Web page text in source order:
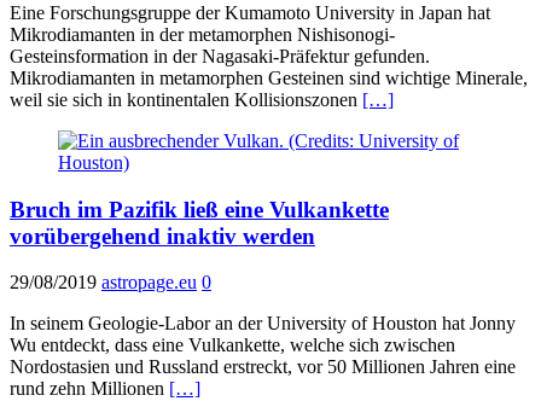
Eine Forschungsgruppe der Kumamoto University in Japan hat
Mikrodiamanten in der metamorphen Nishisonogi-
Gesteinsformation in der Nagasaki-Präfektur gefunden.
Mikrodiamanten in metamorphen Gesteinen sind wichtige Minerale,
weil sie sich in kontinentalen Kollisionszonen […]
Bruch im Pazifik ließ eine Vulkankette
vorübergehend inaktiv werden
29/08/2019 astropage.eu 0
In seinem Geologie-Labor an der University of Houston hat Jonny
Wu entdeckt, dass eine Vulkankette, welche sich zwischen
Nordostasien und Russland erstreckt, vor 50 Millionen Jahren eine
rund zehn Millionen […]